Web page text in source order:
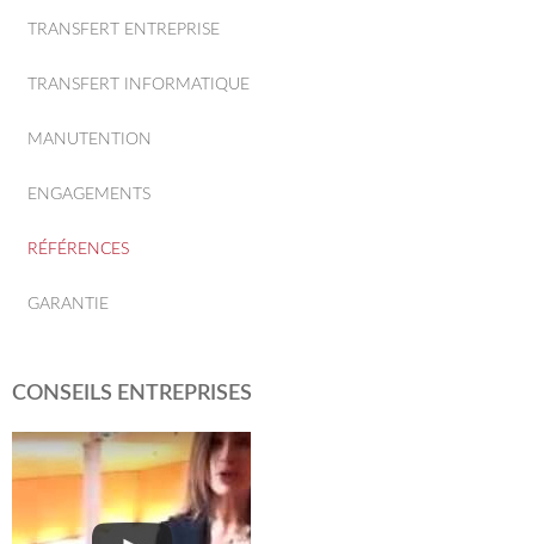
TRANSFERT ENTREPRISE
TRANSFERT INFORMATIQUE
MANUTENTION
ENGAGEMENTS
RÉFÉRENCES
GARANTIE
CONSEILS ENTREPRISES